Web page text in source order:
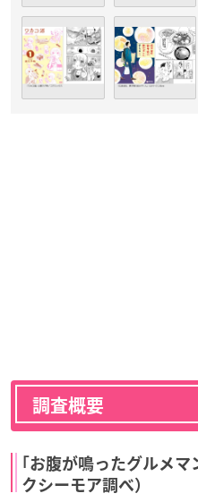
調査概要
｢お腹が鳴ったグルメ
クシーモア調べ）